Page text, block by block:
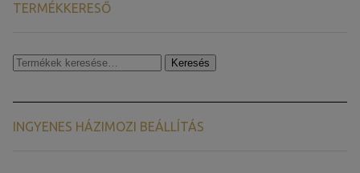
TERMÉKKERESŐ
Keresés
Keresés
INGYENES HÁZIMOZI BEÁLLÍTÁS